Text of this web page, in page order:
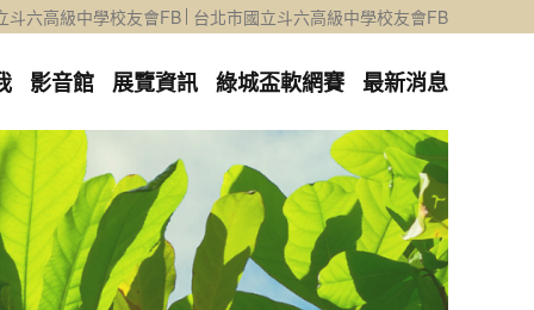
斗六高級中學校友會FB 台北市國立斗六高級中學校友會FB
影音館 展覽資訊 綠城盃軟網賽 最新消息